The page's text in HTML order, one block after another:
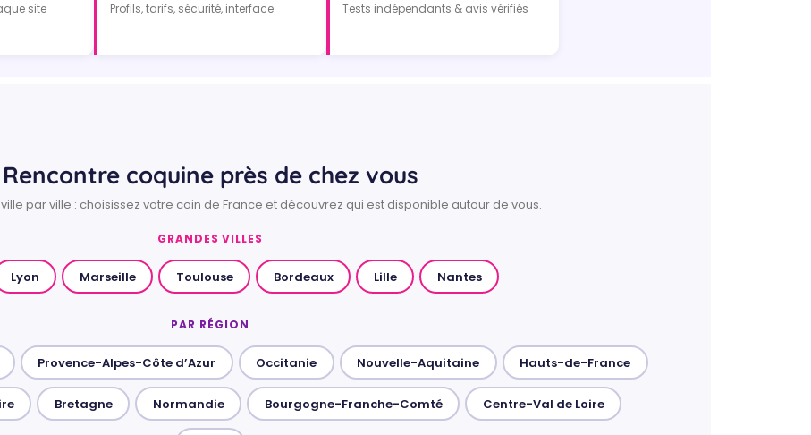
site
Profils, tarifs, sécurité, interface Tests indépendants & avis vérifiés
Rencontre coquine près de chez vous
par ville : choisissez votre coin de France et découvrez qui est disponible autour de vous.
GRANDES VILLES
Lyon Marseille Toulouse Bordeaux Lille Nantes
PAR RÉGION
Provence-Alpes-Côte d’Azur Occitanie Nouvelle-Aquitaine Hauts-de-France
Bretagne Normandie Bourgogne-Franche-Comté Centre-Val de Loire